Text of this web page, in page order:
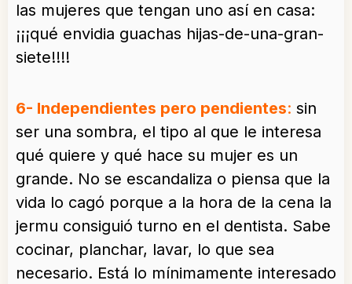
las mujeres que tengan uno así en casa:
¡¡¡qué envidia guachas hijas-de-una-gran-
siete!!!!
6- Independientes pero pendientes: sin
ser una sombra, el tipo al que le interesa
qué quiere y qué hace su mujer es un
grande. No se escandaliza o piensa que la
vida lo cagó porque a la hora de la cena la
jermu consiguió turno en el dentista. Sabe
cocinar, planchar, lavar, lo que sea
necesario. Está lo mínimamente interesado